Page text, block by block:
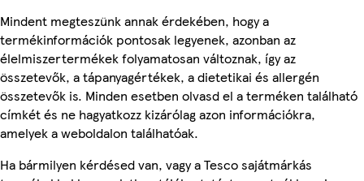
Mindent megteszünk annak érdekében, hogy a
termékinformációk pontosak legyenek, azonban az
élelmiszertermékek folyamatosan változnak, így az
összetevők, a tápanyagértékek, a dietetikai és allergén
összetevők is. Minden esetben olvasd el a terméken található
címkét és ne hagyatkozz kizárólag azon információkra,
amelyek a weboldalon találhatóak.
Ha bármilyen kérdésed van, vagy a Tesco sajátmárkás